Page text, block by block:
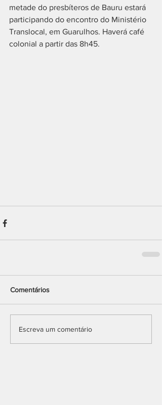
metade do presbíteros de Bauru estará
participando do encontro do Ministério
Translocal, em Guarulhos. Haverá café
colonial a partir das 8h45.
Comentários
Escreva um comentário